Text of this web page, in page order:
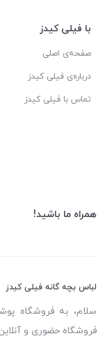
با فیلی کیدز
صفحه‌ی اصلی
درباره‌ی فیلی کیدز
تماس با فیلی کیدز
همراه ما باشید!
لباس بچه گانه فیلی کیدز
سلام، به فروشگاه
فروشگاه حضوری و